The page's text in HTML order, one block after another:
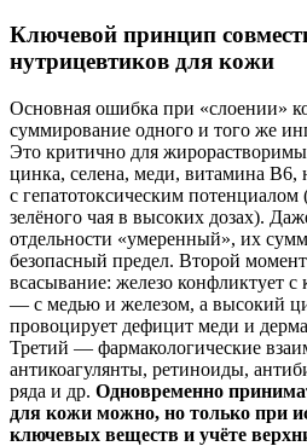
Ключевой принцип
нутрицевтиков для кожи
Основная ошибка при «слоении»
суммирование одного и того же
Это критично для
цинка, селена, меди, витамина B6,
с гепатотоксическим
зелёного чая в высоких дозах).
отдельности «умеренный», их
безопасный предел. Второй
всасывание: железо конфликтует
— с медью и железом, а высокий
провоцирует дефицит меди и
Третий — фармакологические
антикоагулянты, ретиноиды,
ряда и др. Одновременно
для кожи можно, но только при
ключевых веществ и учёте